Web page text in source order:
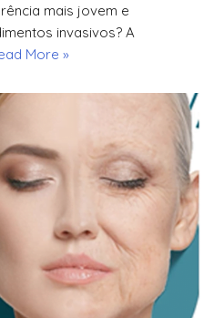
mais jovem e
invasivos? A
More »